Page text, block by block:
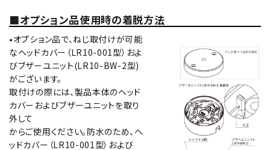
■オプション品使用時の着脱方法
•オプション品で、ねじ取付けが可能
なヘッドカバー（LR10-001型）およ
びブザーユニット(LR10-BW-2型)
がございます。
取付けの際には、製品本体のヘッド
カバーおよびブザーユニットを取り
外して
からご使用ください。防水のため、ヘ
ッドカバー（LR10-001型）および